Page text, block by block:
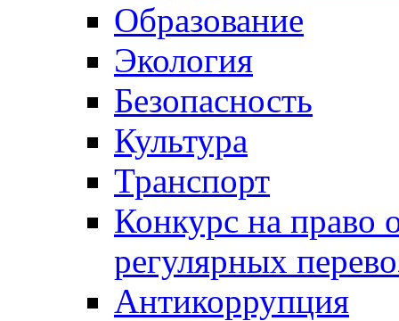
Образование
Экология
Безопасность
Культура
Транспорт
Конкурс на право
регулярных
Антикоррупция